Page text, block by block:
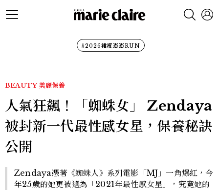
#2026裙襬澎澎RUN
BEAUTY 美麗保養
人氣狂飆！「蜘蛛女」 Zendaya
被封新一代最性感女星，保養秘訣
公開
Zendaya憑著《蜘蛛人》系列電影「MJ」一角爆紅，今
年25歲的她更被選為「2021年最性感女星」，究竟她的